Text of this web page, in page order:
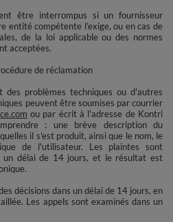
être interrompus si un fournisseur
entité compétente l’exige, ou en cas de
de la loi applicable ou des normes
acceptées.
de réclamation
des problèmes techniques ou d'autres
peuvent être soumises par courrier
ou par écrit à l'adresse de Kontri
: une brève description du
il s'est produit, ainsi que le nom, le
de l'utilisateur. Les plaintes sont
un délai de 14 jours, et le résultat est
décisions dans un délai de 14 jours, en
Les appels sont examinés dans un